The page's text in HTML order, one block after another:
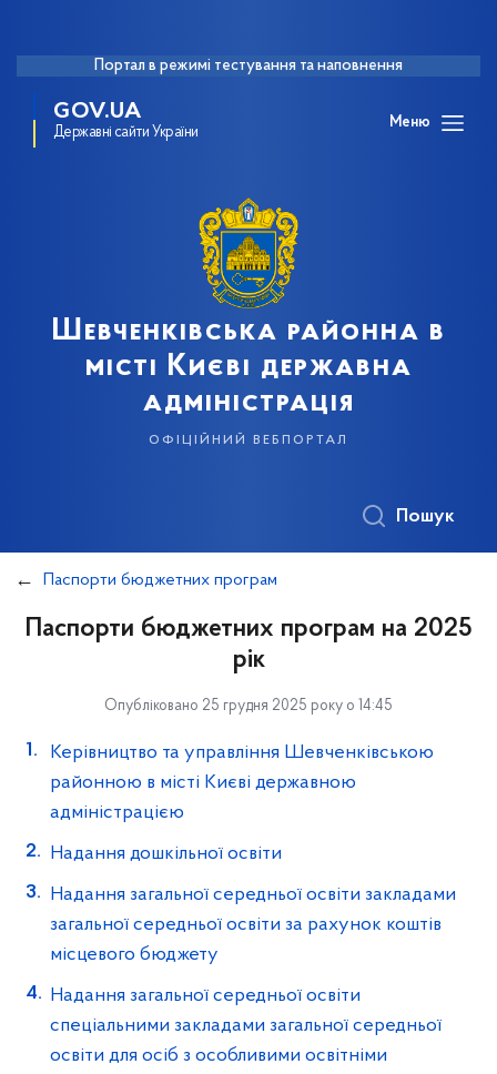
Портал в режимі тестування та наповнення
GOV.UA
Державні сайти України
Меню
Шевченківська районна в
місті Києві державна
адміністрація
офіційний вебпортал
Пошук
Паспорти бюджетних програм
Паспорти бюджетних програм на 2025
рік
Опубліковано 25 грудня 2025 року о 14:45
Керівництво та управління Шевченківською
районною в місті Києві державною
адміністрацією
Надання дошкільної освіти
Надання загальної середньої освіти закладами
загальної середньої освіти за рахунок коштів
місцевого бюджету
Надання загальної середньої освіти
спеціальними закладами загальної середньої
освіти для осіб з особливими освітніми